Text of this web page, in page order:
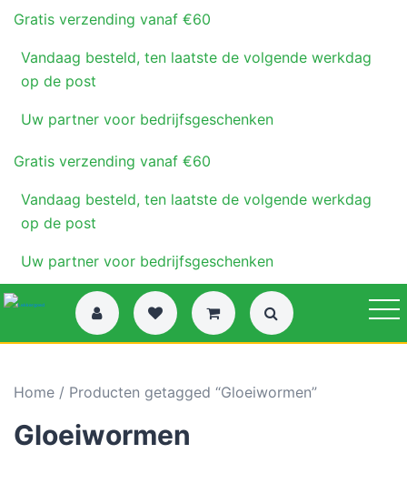
Gratis verzending vanaf €60
Vandaag besteld, ten laatste de volgende werkdag
op de post
Uw partner voor bedrijfsgeschenken
Gratis verzending vanaf €60
Vandaag besteld, ten laatste de volgende werkdag
op de post
Uw partner voor bedrijfsgeschenken
Home / Producten getagged “Gloeiwormen”
Gloeiwormen